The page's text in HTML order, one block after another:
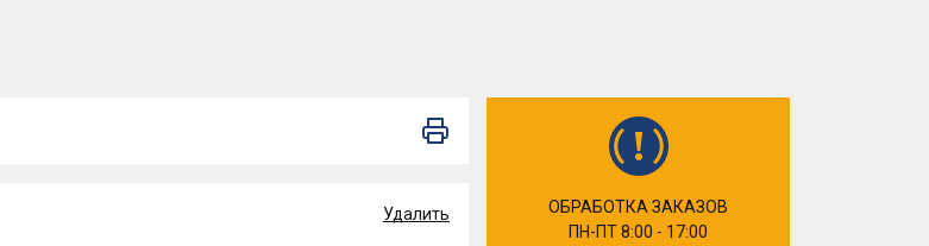
Удалить
ОБРАБОТКА ЗАКАЗОВ
ПН-ПТ 8:00 - 17:00